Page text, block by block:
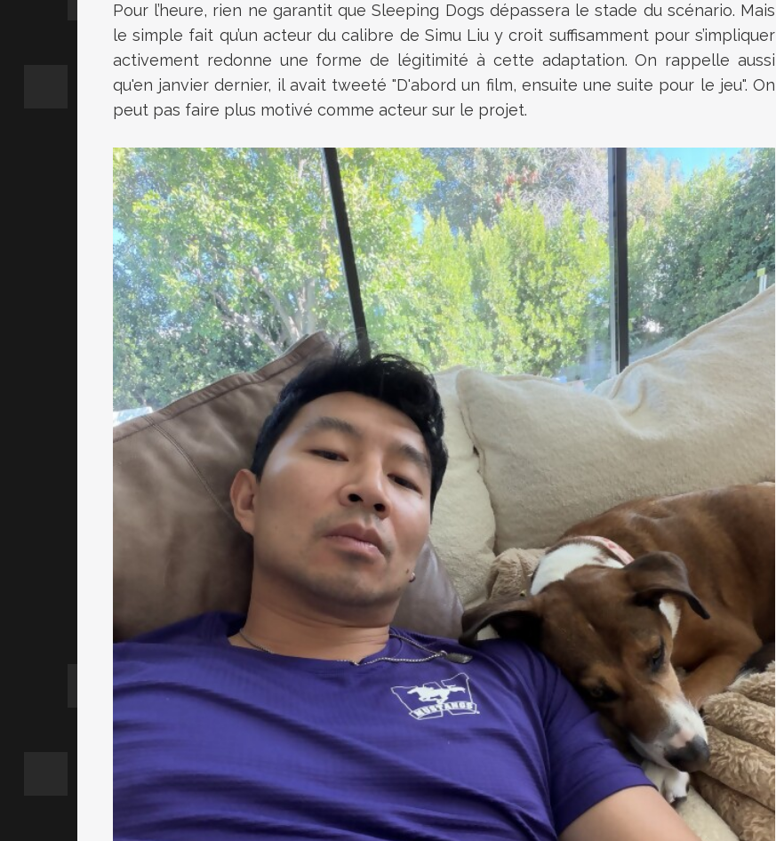
Pour l’heure, rien ne garantit que Sleeping Dogs dépassera le stade du scénario. Mais
le simple fait qu’un acteur du calibre de Simu Liu y croit suffisamment pour s’impliquer
activement redonne une forme de légitimité à cette adaptation. On rappelle aussi
qu'en janvier dernier, il avait tweeté "D'abord un film, ensuite une suite pour le jeu". On
peut pas faire plus motivé comme acteur sur le projet.